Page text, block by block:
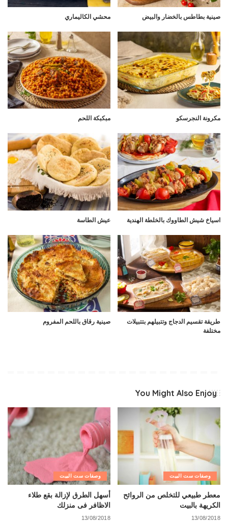
صينية بطاطس بالخضار والبيض محشي الكاليماري
مكرونة النجرسكو مبكبكة اللحم
اسياخ شيش الطاووك بالخلطة الهندية عيش الطاسة
طريقة تقسيم الدجاج وتتبيلهم بتتبيلات
مختلفة
صينية رقاق باللحم المفروم
You Might Also Enjoy
وصفات ست البيت
معطر طبيعي للتخلص من الروائح
الكريهة بالبيت
13/08/2018
وصفات ست البيت
أسهل الطرق لإزالة بقع طلاء
الاظافر فى منزلك
13/08/2018